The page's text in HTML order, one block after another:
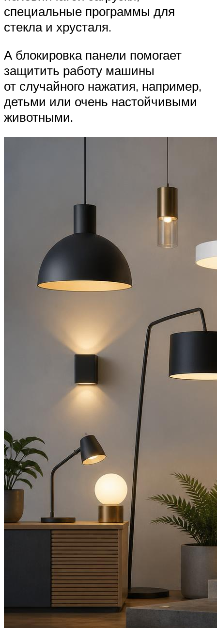
специальные программы для
стекла и хрусталя.
А блокировка панели помогает
защитить работу машины
от случайного нажатия, например,
детьми или очень настойчивыми
животными.